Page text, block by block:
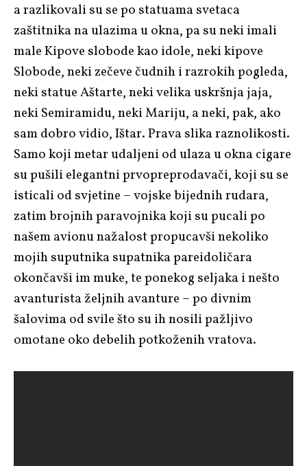
a razlikovali su se po statuama svetaca
zaštitnika na ulazima u okna, pa su neki imali
male Kipove slobode kao idole, neki kipove
Slobode, neki zečeve čudnih i razrokih pogleda,
neki statue Aštarte, neki velika uskršnja jaja,
neki Semiramidu, neki Mariju, a neki, pak, ako
sam dobro vidio, Ištar. Prava slika raznolikosti.
Samo koji metar udaljeni od ulaza u okna cigare
su pušili elegantni prvopreprodavači, koji su se
isticali od svjetine – vojske bijednih rudara,
zatim brojnih paravojnika koji su pucali po
našem avionu nažalost propucavši nekoliko
mojih suputnika supatnika pareidoličara
okončavši im muke, te ponekog seljaka i nešto
avanturista željnih avanture – po divnim
šalovima od svile što su ih nosili pažljivo
omotane oko debelih potkoženih vratova.